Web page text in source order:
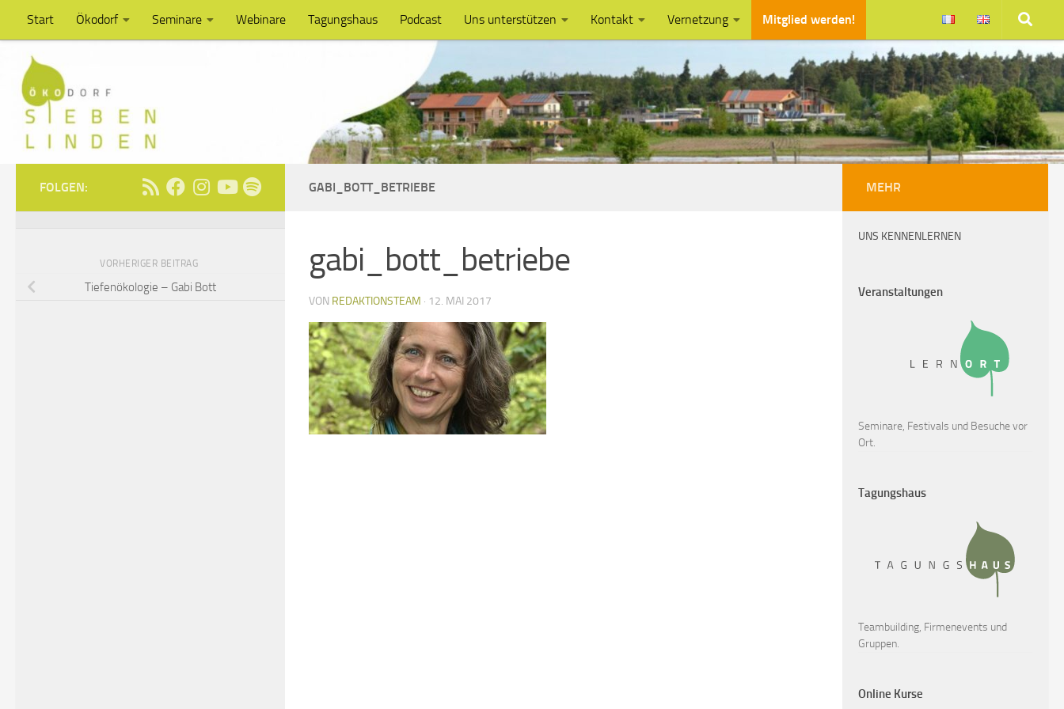
Unter dem Inhalt
Start Ökodorf Seminare Webinare Tagungshaus Podcast Uns unterstützen Kontakt Vernetzung Mitglied werden!
GABI_BOTT_BETRIEBE
gabi_bott_betriebe
VON REDAKTIONSTEAM · 12. MAI 2017
FOLGEN:
VORHERIGER BEITRAG
Tiefenökologie – Gabi Bott
MEHR
UNS KENNENLERNEN
Veranstaltungen
Seminare, Festivals und Besuche vor
Ort.
Tagungshaus
Teambuilding, Firmenevents und
Gruppen.
Online Kurse